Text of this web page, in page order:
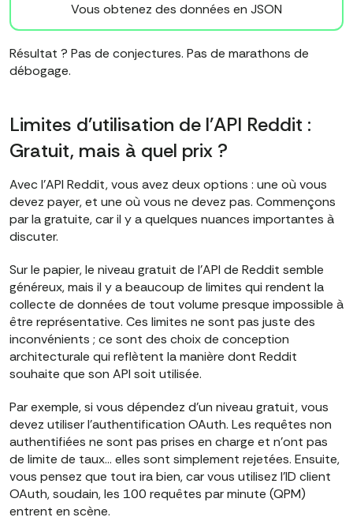
Vous obtenez des données en JSON
Résultat ? Pas de conjectures. Pas de marathons de
débogage.
Limites d'utilisation de l'API Reddit :
Gratuit, mais à quel prix ?
Avec l'API Reddit, vous avez deux options : une où vous
devez payer, et une où vous ne devez pas. Commençons
par la gratuite, car il y a quelques nuances importantes à
discuter.
Sur le papier, le niveau gratuit de l'API de Reddit semble
généreux, mais il y a beaucoup de limites qui rendent la
collecte de données de tout volume presque impossible à
être représentative. Ces limites ne sont pas juste des
inconvénients ; ce sont des choix de conception
architecturale qui reflètent la manière dont Reddit
souhaite que son API soit utilisée.
Par exemple, si vous dépendez d'un niveau gratuit, vous
devez utiliser l'authentification OAuth. Les requêtes non
authentifiées ne sont pas prises en charge et n'ont pas
de limite de taux… elles sont simplement rejetées. Ensuite,
vous pensez que tout ira bien, car vous utilisez l'ID client
OAuth, soudain, les 100 requêtes par minute (QPM)
entrent en scène.